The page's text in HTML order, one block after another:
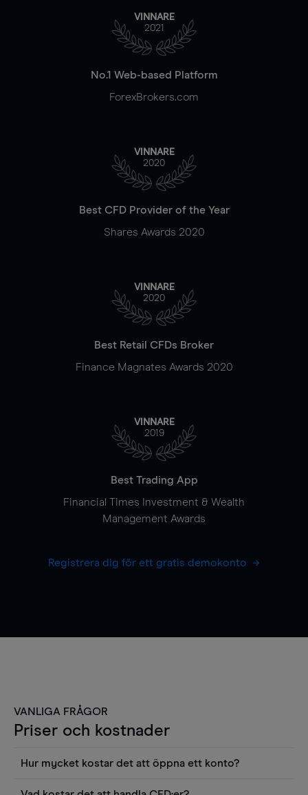
VINNARE
2021
No.1 Web-based Platform
ForexBrokers.com
VINNARE
2020
Best CFD Provider of the Year
Shares Awards 2020
VINNARE
2020
Best Retail CFDs Broker
Finance Magnates Awards 2020
VINNARE
2019
Best Trading App
Financial Times Investment & Wealth
Management Awards
Registrera dig för ett gratis demokonto
VANLIGA FRÅGOR
Priser och kostnader
Hur mycket kostar det att öppna ett konto?